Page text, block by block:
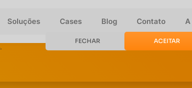
Soluções Cases Blog Contato A
FECHAR ACEITAR